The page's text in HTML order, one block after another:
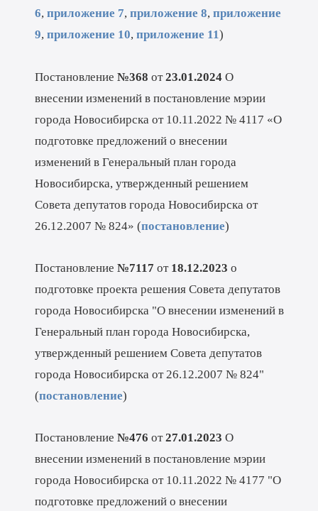
6, приложение 7, приложение 8, приложение
9, приложение 10, приложение 11)
Постановление №368 от23.01.2024О
внесении изменений в постановление мэрии
города Новосибирска от 10.11.2022 № 4117 «О
подготовке предложений о внесении
изменений в Генеральный план города
Новосибирска, утвержденный решением
Совета депутатов города Новосибирска от
26.12.2007 № 824» (постановление)
Постановление №7117 от 18.12.2023 о
подготовке проекта решения Совета депутатов
города Новосибирска "О внесении изменений в
Генеральный план города Новосибирска,
утвержденный решением Совета депутатов
города Новосибирска от 26.12.2007 № 824"
(постановление)
Постановление №476 от27.01.2023 О
внесении изменений в постановление мэрии
города Новосибирска от 10.11.2022 № 4177 "О
подготовке предложений о внесении